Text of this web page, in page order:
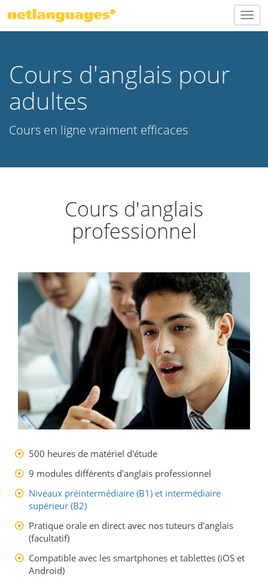
Cours d'anglais pour
adultes
Cours en ligne vraiment efficaces
Cours d'anglais
professionnel
500 heures de matériel d'étude
9 modules différents d'anglais professionnel
Niveaux préintermédiaire (B1) et intermédiaire
supérieur (B2)
Pratique orale en direct avec nos tuteurs d'anglais
(facultatif)
Compatible avec les smartphones et tablettes (iOS et
Android)